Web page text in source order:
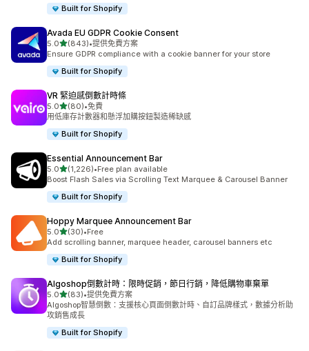
Built for Shopify
Avada EU GDPR Cookie Consent
5.0滿分 5 顆星
(843)
共有 843 則評價
•提供免費方案
Ensure GDPR compliance with a cookie banner for your store
Built for Shopify
VR 緊迫感倒數計時條
5.0滿分 5 顆星
(80)
共有 80 則評價
•免費
用低庫存計數器和懸浮加購按鈕製造稀缺感
Built for Shopify
Essential Announcement Bar
5.0滿分 5 顆星
(1,226)
共有 1226 則評價
•Free plan available
Boost Flash Sales via Scrolling Text Marquee & Carousel Banner
Built for Shopify
Hoppy Marquee Announcement Bar
5.0滿分 5 顆星
(30)
共有 30 則評價
•Free
Add scrolling banner, marquee header, carousel banners etc
Built for Shopify
Algoshop倒數計時：限時促銷，節日行銷，降低購物車棄單
5.0滿分 5 顆星
(83)
共有 83 則評價
•提供免費方案
Algoshop智慧倒數：支援核心頁面倒數計時、自訂品牌樣式，數據分析助
攻銷售成長
Built for Shopify